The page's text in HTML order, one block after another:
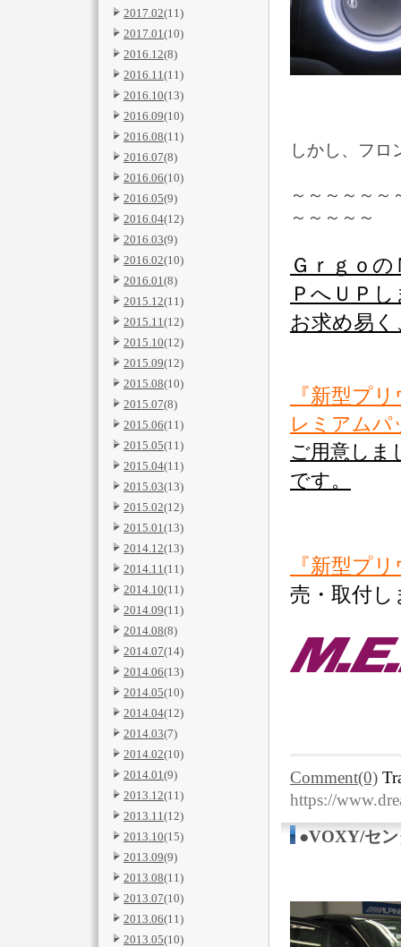
2017.02(11)
2017.01(10)
2016.12(8)
2016.11(11)
2016.10(13)
2016.09(10)
2016.08(11)
2016.07(8)
2016.06(10)
2016.05(9)
2016.04(12)
2016.03(9)
2016.02(10)
2016.01(8)
2015.12(11)
2015.11(12)
2015.10(12)
2015.09(12)
2015.08(10)
2015.07(8)
2015.06(11)
2015.05(11)
2015.04(11)
2015.03(13)
2015.02(12)
2015.01(13)
2014.12(13)
2014.11(11)
2014.10(11)
2014.09(11)
2014.08(8)
2014.07(14)
2014.06(13)
2014.05(10)
2014.04(12)
2014.03(7)
2014.02(10)
2014.01(9)
2013.12(11)
2013.11(12)
2013.10(15)
2013.09(9)
2013.08(11)
2013.07(10)
2013.06(11)
2013.05(10)
しかし、フロ
～～～～～～
～～～～～
Ｇｒｇｏ
ＰへＵＰ
お求め易
『新型プ
レミアムパ
ご用意し
です。
『新型プ
売・取付し
Comment(0)
https://
●VOXY/セ